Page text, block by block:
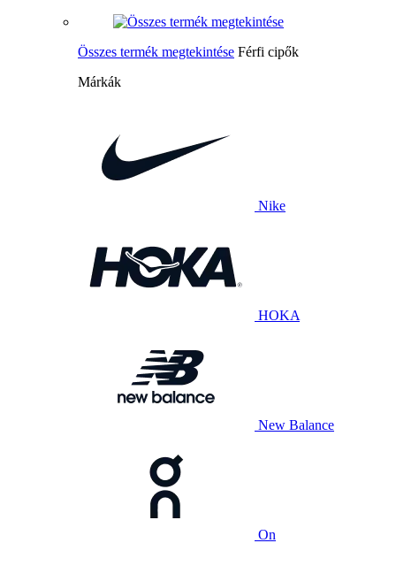
Összes termék megtekintése Férfi cipők
Márkák
Nike
HOKA
New Balance
On